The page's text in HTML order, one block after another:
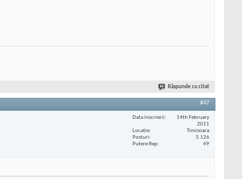
Răspunde cu citat
#47
Data înscrierii
14th February
2011
Locaţie
Timisoara
Posturi
3.126
Putere Rep
49